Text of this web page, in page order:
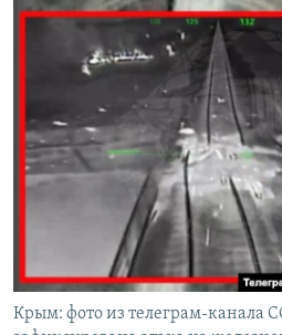
Крым: фото из телеграм-канала